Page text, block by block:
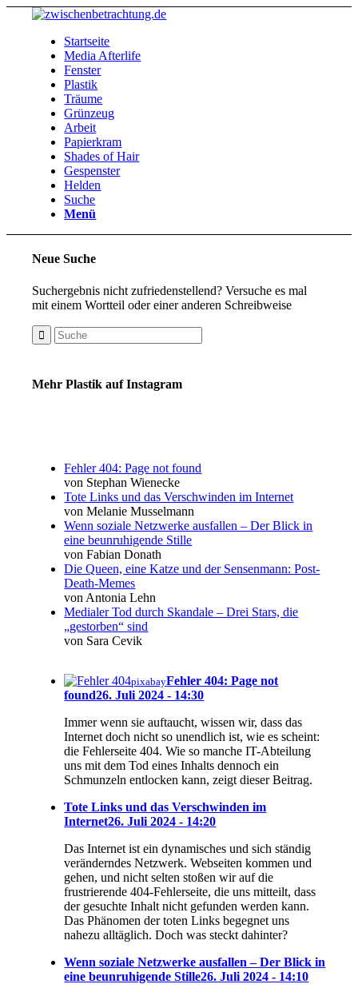
Startseite
Media Afterlife
Fenster
Plastik
Träume
Grünzeug
Arbeit
Papierkram
Shades of Hair
Gespenster
Helden
Suche
Menü
Neue Suche
Suchergebnis nicht zufriedenstellend? Versuche es mal
mit einem Wortteil oder einer anderen Schreibweise
Mehr Plastik auf Instagram
Fehler 404: Page not found
von Stephan Wienecke
Tote Links und das Verschwinden im Internet
von Melanie Musselmann
Wenn soziale Netzwerke ausfallen – Der Blick in
eine beunruhigende Stille
von Fabian Donath
Die Queen, eine Katze und der Sensenmann: Post-
Death-Memes
von Antonia Lehn
Medialer Tod durch Skandale – Drei Stars, die
„gestorben“ sind
von Sara Cevik
pixabayFehler 404: Page not
found26. Juli 2024 - 14:30
Immer wenn sie auftaucht, wissen wir, dass das
Internet doch nicht so unendlich ist, wie es scheint:
die Fehlerseite 404. Wie so manche IT-Abteilung
uns mit dem Tod eines Inhalts dennoch ein
Schmunzeln entlocken kann, zeigt dieser Beitrag.
Tote Links und das Verschwinden im
Internet26. Juli 2024 - 14:20
Das Internet ist ein dynamisches und sich ständig
veränderndes Netzwerk. Webseiten kommen und
gehen, und nicht selten stoßen wir auf die
frustrierende 404-Fehlerseite, die uns mitteilt, dass
der gesuchte Inhalt nicht gefunden werden kann.
Das Phänomen der toten Links begegnet uns
nahezu alltäglich. Doch was steckt dahinter?
Wenn soziale Netzwerke ausfallen – Der Blick in
eine beunruhigende Stille26. Juli 2024 - 14:10